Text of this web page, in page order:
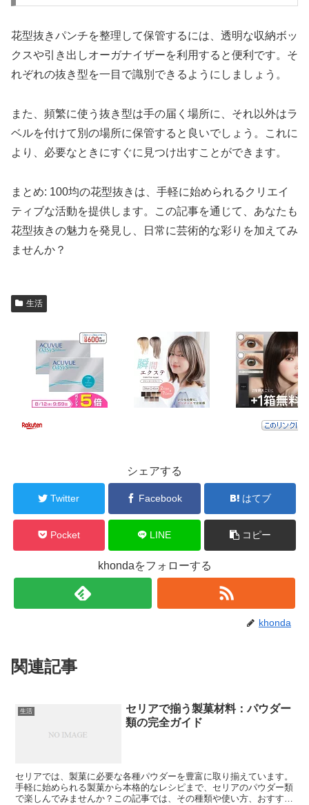
花型抜きパンチを整理して保管するには、透明な収納ボッ
クスや引き出しオーガナイザーを利用すると便利です。そ
れぞれの抜き型を一目で識別できるようにしましょう。
また、頻繁に使う抜き型は手の届く場所に、それ以外はラ
ベルを付けて別の場所に保管すると良いでしょう。これに
より、必要なときにすぐに見つけ出すことができます。
まとめ: 100均の花型抜きは、手軽に始められるクリエイ
ティブな活動を提供します。この記事を通じて、あなたも
花型抜きの魅力を発見し、日常に芸術的な彩りを加えてみ
ませんか？
生活
シェアする
Twitter Facebook はてブ
Pocket LINE コピー
khondaをフォローする
khonda
関連記事
生活
セリアで揃う製菓材料：パウダー
類の完全ガイド
セリアでは、製菓に必要な各種パウダーを豊富に取り揃えています。
手軽に始められる製菓から本格的なレシピまで、セリアのパウダー類
で楽しんでみませんか？この記事では、その種類や使い方、おすすめ